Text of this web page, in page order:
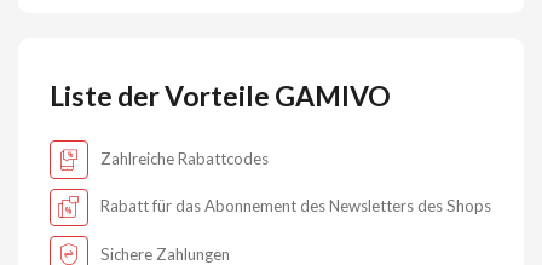
Liste der Vorteile GAMIVO
Zahlreiche Rabattcodes
Rabatt für das Abonnement des Newsletters des Shops
Sichere Zahlungen